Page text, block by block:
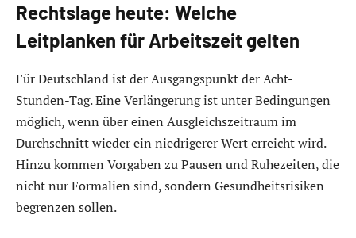
Rechtslage heute: Welche
Leitplanken für Arbeitszeit gelten
Für Deutschland ist der Ausgangspunkt der Acht-
Stunden-Tag. Eine Verlängerung ist unter Bedingungen
möglich, wenn über einen Ausgleichszeitraum im
Durchschnitt wieder ein niedrigerer Wert erreicht wird.
Hinzu kommen Vorgaben zu Pausen und Ruhezeiten, die
nicht nur Formalien sind, sondern Gesundheitsrisiken
begrenzen sollen.